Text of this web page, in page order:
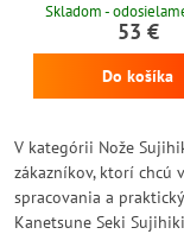
Skladom -
53 €
Do košíka
V kategórii Nože
zákazníkov, ktorí chcú
spracovania a
Kanetsune Seki